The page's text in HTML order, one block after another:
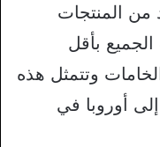
من المنتجات
بأقل
وتتمثل هذه
أوروبا في